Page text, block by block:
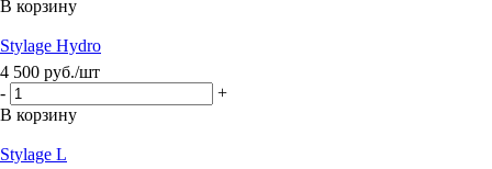
В корзину
Stylage Hydro
4 500 руб./шт
-
+
В корзину
Stylage L